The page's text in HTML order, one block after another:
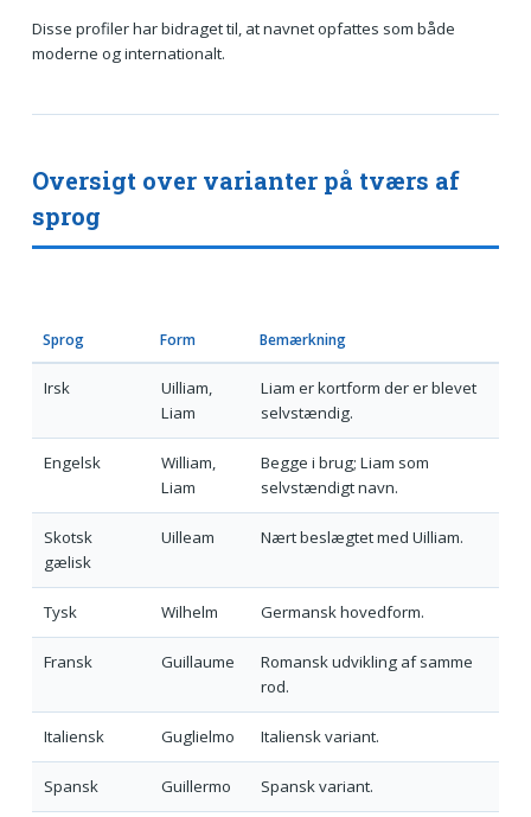
Disse profiler har bidraget til, at navnet opfattes som både
moderne og internationalt.
Oversigt over varianter på tværs af
sprog
Sprog Form Bemærkning
Irsk
Uilliam,
Liam
Liam er kortform der er blevet
selvstændig.
Engelsk
William,
Liam
Begge i brug; Liam som
selvstændigt navn.
Skotsk
gælisk
Uilleam Nært beslægtet med Uilliam.
Tysk Wilhelm Germansk hovedform.
Fransk Guillaume
Romansk udvikling af samme
rod.
Italiensk Guglielmo Italiensk variant.
Spansk Guillermo Spansk variant.